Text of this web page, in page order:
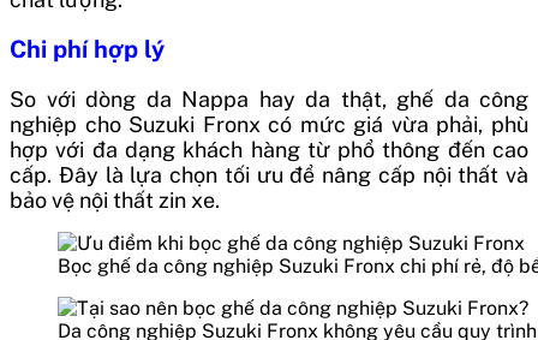
Chi phí hợp lý
So với dòng da Nappa hay da thật, ghế da công
nghiệp cho Suzuki Fronx có mức giá vừa phải, phù
hợp với đa dạng khách hàng từ phổ thông đến cao
cấp. Đây là lựa chọn tối ưu để nâng cấp nội thất và
bảo vệ nội thất zin xe.
Bọc ghế da công nghiệp Suzuki Fronx chi phí rẻ, độ
Da công nghiệp Suzuki Fronx không yêu cầu quy